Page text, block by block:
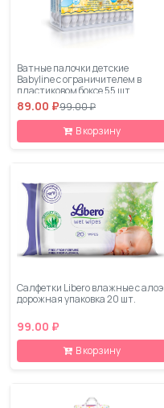
Ватные палочки детские
Babyline с ограничителем в
пластиковом боксе 55 шт
89.00 ₽99.00 ₽
В корзину
Салфетки Libero влажные с алоэ
дорожная упаковка 20 шт.
99.00 ₽
В корзину